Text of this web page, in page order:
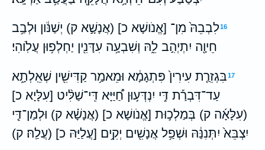
16לִבְבֵהּ֙ מִן־ [אֱנֹושָׁא כ] (אֲנָשָׁ֣א ק) יְשַׁנֹּ֔ון וּלְבַ֥ב
חֵיוָ֖ה יִתְיְהִ֣ב לֵ֑הּ וְשִׁבְעָ֥ה עִדָּנִ֖ין יַחְלְפ֥וּן עֲלֹֽוהִי׃
17בִּגְזֵרַ֤ת עִירִין֙ פִּתְגָמָ֔א וּמֵאמַ֥ר קַדִּישִׁ֖ין שְׁאֵֽלְתָ֑א
עַד־דִּבְרַ֡ת דִּ֣י יִנְדְּע֣וּן חַ֠יַּיָּא דִּֽי־שַׁלִּ֨יט [עִלָּיָא כ]
(עִלָּאָ֜ה ק) בְּמַלְכ֣וּת [אֱנֹושָׁא כ] (אֲנָשָׁ֗א ק) וּלְמַן־דִּ֤י
יִצְבֵּא֙ יִתְּנִנַּ֔הּ וּשְׁפַ֥ל אֲנָשִׁ֖ים יְקִ֥ים [עֲלַיַּהּ כ] (עֲלַֽהּ׃ ק)